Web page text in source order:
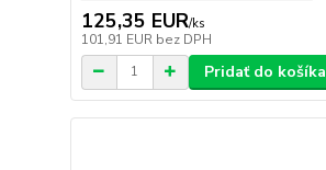
125,35 EUR/ks
101,91 EUR bez DPH
Pridať do košíka